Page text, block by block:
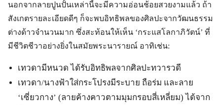
นอกจากลายปูนปั้นเหล่านี้จะมีความอ่อนช้อยสวยงามแล้ว ถ้า
สังเกตรายละเอียดดีๆ ก็จะพบอิทธิพลของศิลปะจากวัฒนธรรม
ต่างด้าวจำนวนมาก ซึ่งสะท้อนให้เห็น ‘กระแสโลกาภิวัตน์’ ที่
มีชีวิตชีวาอย่างยิ่งในสมัยพระนารายณ์ อาทิเช่น:
เทวดามีหนวด ได้รับอิทธิพลจากศิลปะทวารวดี
เทวดา/นางฟ้าใส่กระโปรงมีระบาย ถือร่ม และลาย
‘เซี่ยวกาง’ (ลายค้างคาวตามมุมกรอบสี่เหลี่ยม) ได้จาก